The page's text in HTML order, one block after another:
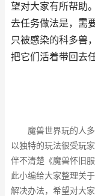
望对大家有所帮助
去任务做法是，需
只被感染的科多兽
把它们活着带回去
魔兽世界玩的人
以独特的玩法很受玩
伴不清楚《魔兽怀旧
此小编给大家整理关
解决办法，希望对大家